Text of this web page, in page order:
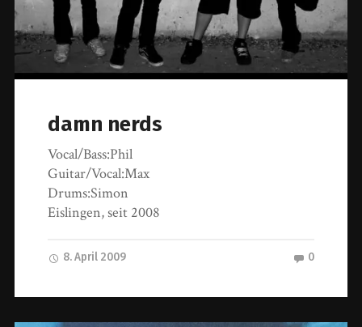
damn nerds
Vocal/Bass:Phil
Guitar/Vocal:Max
Drums:Simon
Eislingen, seit 2008
8. April 2009 0